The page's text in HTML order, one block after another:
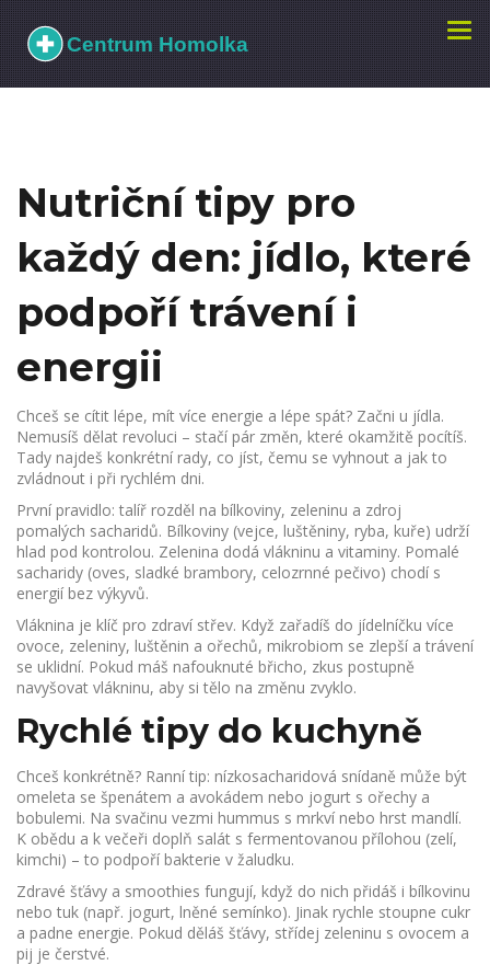
Nutriční tipy pro
každý den: jídlo, které
podpoří trávení i
energii
Chceš se cítit lépe, mít více energie a lépe spát? Začni u jídla.
Nemusíš dělat revoluci – stačí pár změn, které okamžitě pocítíš.
Tady najdeš konkrétní rady, co jíst, čemu se vyhnout a jak to
zvládnout i při rychlém dni.
První pravidlo: talíř rozděl na bílkoviny, zeleninu a zdroj
pomalých sacharidů. Bílkoviny (vejce, luštěniny, ryba, kuře) udrží
hlad pod kontrolou. Zelenina dodá vlákninu a vitaminy. Pomalé
sacharidy (oves, sladké brambory, celozrnné pečivo) chodí s
energií bez výkyvů.
Vláknina je klíč pro zdraví střev. Když zařadíš do jídelníčku více
ovoce, zeleniny, luštěnin a ořechů, mikrobiom se zlepší a trávení
se uklidní. Pokud máš nafouknuté břicho, zkus postupně
navyšovat vlákninu, aby si tělo na změnu zvyklo.
Rychlé tipy do kuchyně
Chceš konkrétně? Ranní tip: nízkosacharidová snídaně může být
omeleta se špenátem a avokádem nebo jogurt s ořechy a
bobulemi. Na svačinu vezmi hummus s mrkví nebo hrst mandlí.
K obědu a k večeři doplň salát s fermentovanou přílohou (zelí,
kimchi) – to podpoří bakterie v žaludku.
Zdravé šťávy a smoothies fungují, když do nich přidáš i bílkovinu
nebo tuk (např. jogurt, lněné semínko). Jinak rychle stoupne cukr
a padne energie. Pokud děláš šťávy, střídej zeleninu s ovocem a
pij je čerstvé.